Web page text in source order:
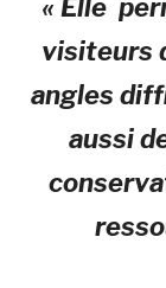
« Elle
visiteurs
angles
aussi